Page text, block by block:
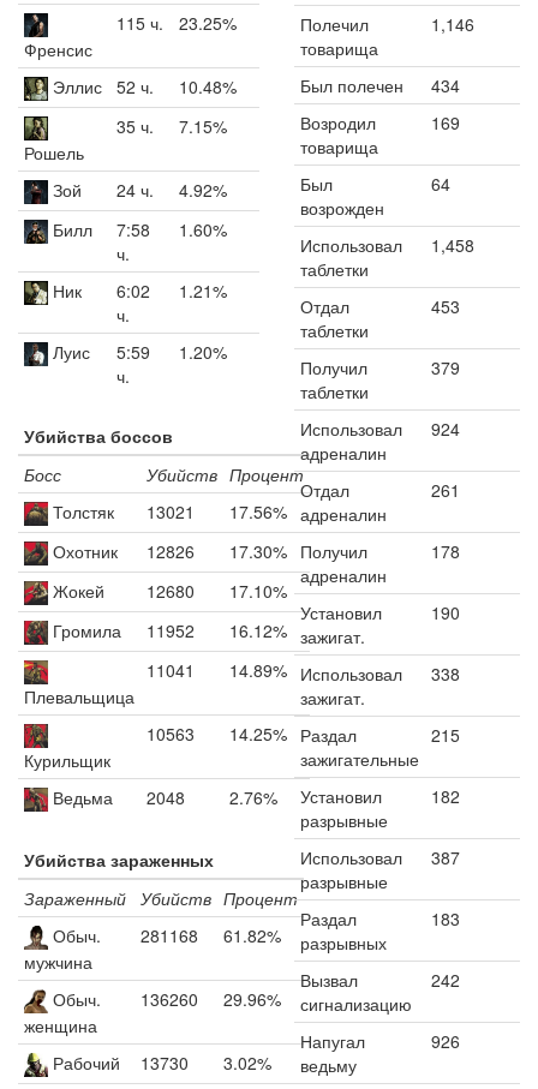
Френсис
115 ч. 23.25%
Эллис 52 ч. 10.48%
Рошель
35 ч. 7.15%
Зой 24 ч.
4.92%
Билл
7:58
ч.
1.60%
Ник
6:02
ч.
1.21%
Луис
5:59
ч.
1.20%
Убийства боссов
Босс
Убийств Процент
Толстяк
13021
17.56%
Охотник
12826
17.30%
Жокей
12680
17.10%
Громила
11952 16.12%
Плевальщица
11041 14.89%
Курильщик
10563 14.25%
Ведьма 2048 2.76%
Убийства зараженных
Зараженный Убийств Процент
Обыч.
мужчина
281168 61.82%
Обыч.
женщина
136260 29.96%
Рабочий 13730
3.02%
Полечил
товарища
1,146
Был полечен
434
Возродил
товарища
169
Был
возрожден
64
Использовал
таблетки
1,458
Отдал
таблетки
453
Получил
таблетки
379
Использовал
адреналин
924
Отдал
адреналин
261
Получил
адреналин
178
Установил
зажигат.
190
Использовал
зажигат.
338
Раздал
зажигательные
215
Установил
разрывные
182
Использовал
разрывные
387
Раздал
разрывных
183
Вызвал
сигнализацию
242
Напугал
ведьму
926